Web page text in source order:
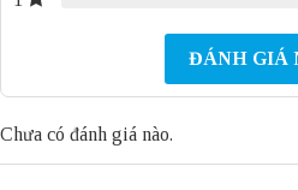
ĐÁNH GIÁ
Chưa có đánh giá nào.